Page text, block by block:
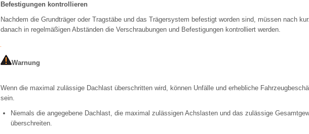
Befestigungen kontrollieren
Nachdem die Grundträger oder Tragstäbe und das Trägersystem befestigt worden sind, müssen nach
danach in regelmäßigen Abständen die Verschraubungen und Befestigungen kontrolliert werden.
Warnung
Wenn die maximal zulässige Dachlast überschritten wird, können Unfälle und erhebliche
sein.
Niemals die angegebene Dachlast, die maximal zulässigen Achslasten und das zulässige
überschreiten.